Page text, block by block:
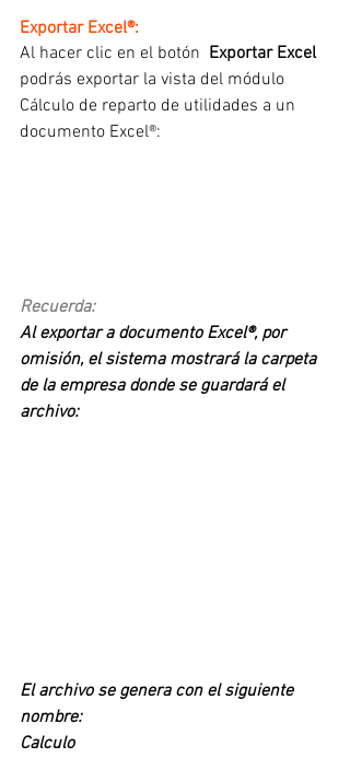
Exportar Excel®:
Al hacer clic en el botón Exportar Excel
podrás exportar la vista del módulo
Cálculo de reparto de utilidades a un
documento Excel®:
Recuerda:
Al exportar a documento Excel®, por
omisión, el sistema mostrará la carpeta
de la empresa donde se guardará el
archivo:
El archivo se genera con el siguiente
nombre:
Calculo